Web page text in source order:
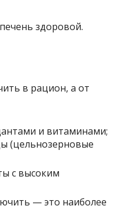
здоровой.
в рацион, а от
и витаминами;
(цельнозерновые
с высоким
— это наиболее